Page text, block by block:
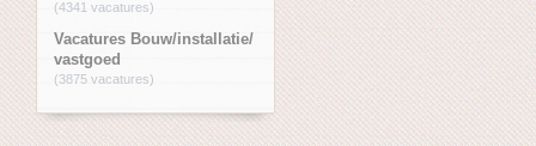
(4341 vacatures)
Vacatures Bouw/installatie/
vastgoed
(3875 vacatures)